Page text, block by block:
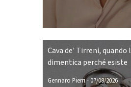
Cava de' Tirreni, quando
dimentica perché esiste
Gennaro Pierri- 07/08/2026